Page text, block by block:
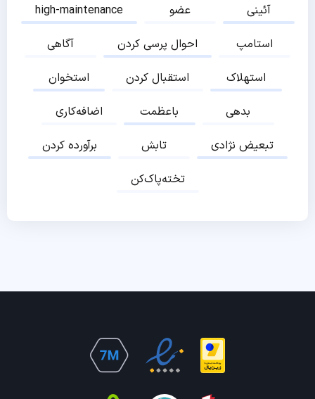
high-maintenance
عضو
آئینی
آگاهی
احوال پرسی کردن
استامپ
استخوان
استقبال کردن
استهلاک
اضافه‌کاری
باعظمت
بدهی
برآورده کردن
تابش
تبعیض نژادی
تخته‌پاک‌کن